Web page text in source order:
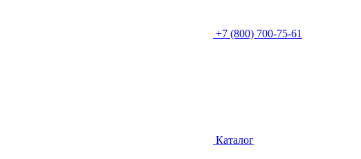
+7 (800) 700-75-61
Каталог